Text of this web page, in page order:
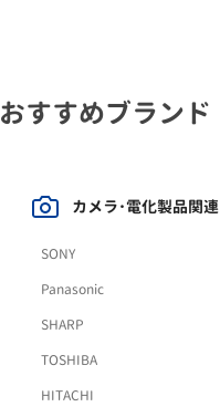
おすすめブランド
カメラ･電化製品関連
SONY
Panasonic
SHARP
TOSHIBA
HITACHI